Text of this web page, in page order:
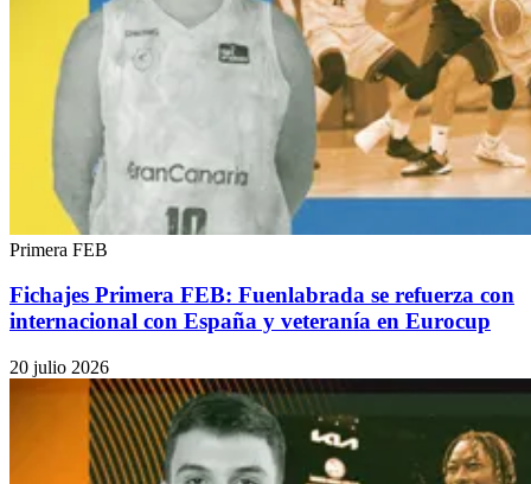
Primera FEB
Fichajes Primera FEB: Fuenlabrada se refuerza con
internacional con España y veteranía en Eurocup
20 julio 2026